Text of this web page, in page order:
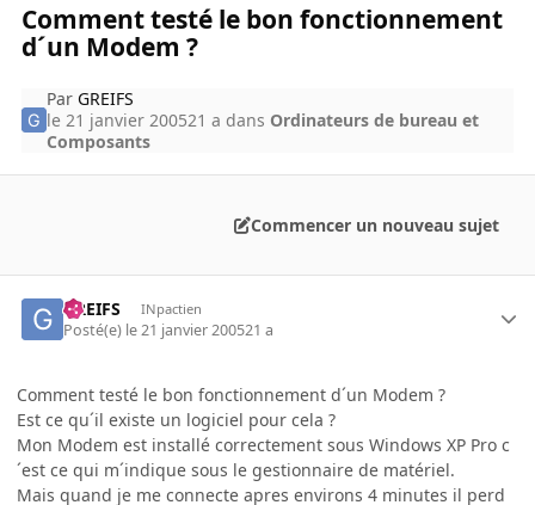
Comment testé le bon fonctionnement
d´un Modem ?
Par GREIFS
le 21 janvier 200521 a dans Ordinateurs de bureau et
Composants
Commencer un nouveau sujet
GREIFS INpactien
Posté(e) le 21 janvier 200521 a
Comment testé le bon fonctionnement d´un Modem ?
Est ce qu´il existe un logiciel pour cela ?
Mon Modem est installé correctement sous Windows XP Pro c
´est ce qui m´indique sous le gestionnaire de matériel.
Mais quand je me connecte apres environs 4 minutes il perd